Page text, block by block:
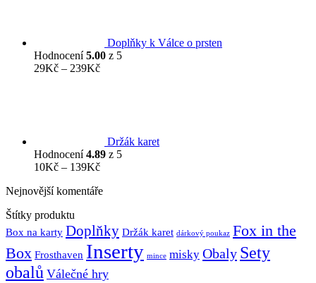
Doplňky k Válce o prsten
Hodnocení5.00 z 5
29Kč – 239KčRozpětí
Držák karet
Hodnocení4.89 z 5
10Kč – 139KčRozpětí
10Kč
Nejnovější komentáře
Štítky produktu
Box na karty Doplňky Držák karet dárkový poukaz Fox in the
Box Frosthaven Inserty mince misky Obaly Sety
obalů Válečné hry